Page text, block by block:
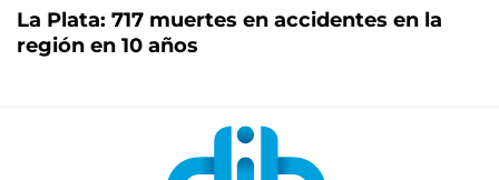
La Plata: 717 muertes en accidentes en la
región en 10 años